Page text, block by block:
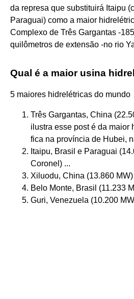
da represa que substituirá Itaipu
Paraguai) como a maior
Complexo de Três Gargantas -
quilômetros de extensão -no rio
Qual é a maior usina
5 maiores hidrelétricas do mundo
Três Gargantas, China
ilustra esse post é da maior
fica na província de Hubei,
Itaipu, Brasil e Paraguai
Coronel) ...
Xiluodu, China (13.860 MW)
Belo Monte, Brasil (11.233
Guri, Venezuela (10.200